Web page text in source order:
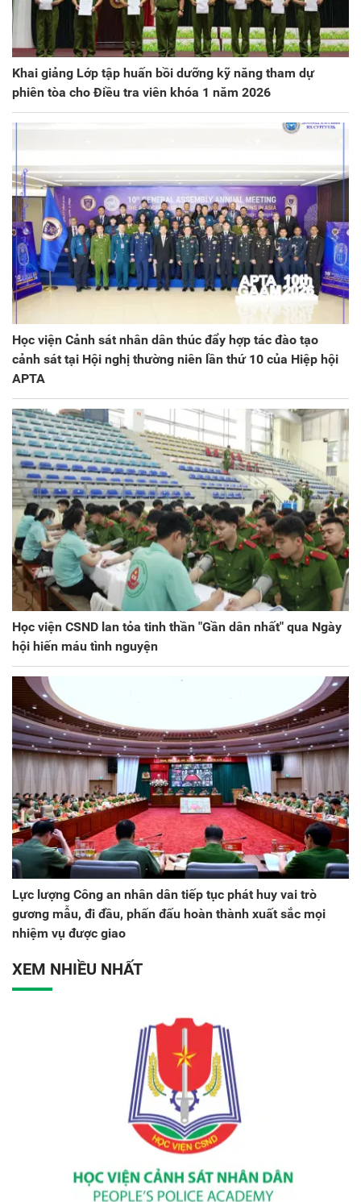
Khai giảng Lớp tập huấn bồi dưỡng kỹ năng tham dự
phiên tòa cho Điều tra viên khóa 1 năm 2026
Học viện Cảnh sát nhân dân thúc đẩy hợp tác đào tạo
cảnh sát tại Hội nghị thường niên lần thứ 10 của Hiệp hội
APTA
Học viện CSND lan tỏa tinh thần "Gần dân nhất" qua Ngày
hội hiến máu tình nguyện
Lực lượng Công an nhân dân tiếp tục phát huy vai trò
gương mẫu, đi đầu, phấn đấu hoàn thành xuất sắc mọi
nhiệm vụ được giao
XEM NHIỀU NHẤT